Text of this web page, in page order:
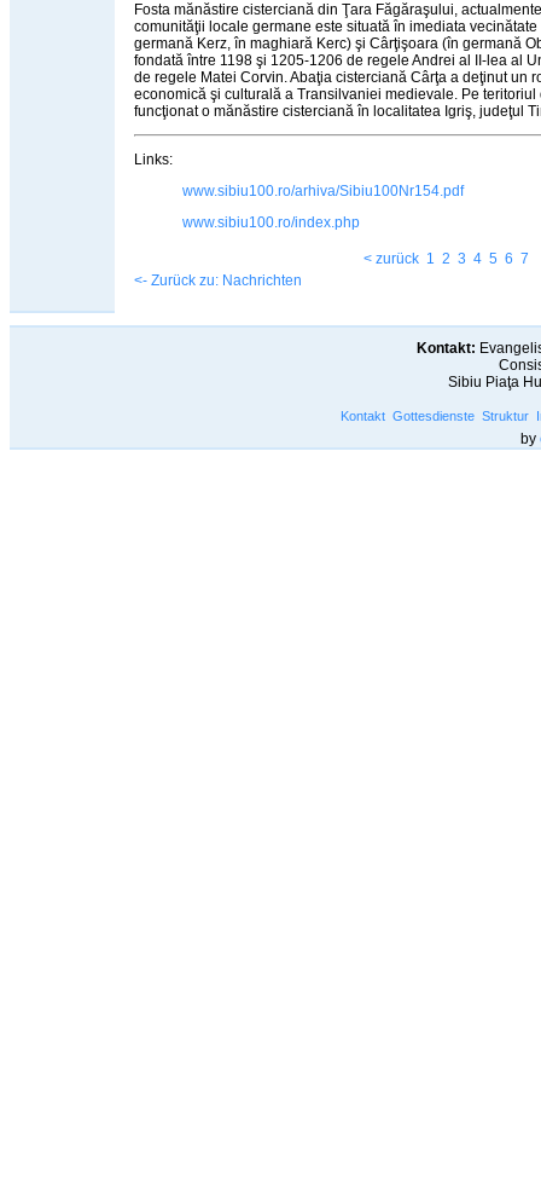
Fosta mănăstire cisterciană din Ţara Făgăraşului,
comunităţii locale germane este situată în imediata
germană Kerz, în maghiară Kerc) şi Cârţişoara (în germană
fondată între 1198 şi 1205-1206 de regele Andrei al II-lea al
de regele Matei Corvin. Abaţia cisterciană Cârţa a deţinut un
economică şi culturală a Transilvaniei medievale. Pe
funcţionat o mănăstire cisterciană în localitatea Igriş, judeţul
Links:
www.sibiu100.ro/arhiva/Sibiu100Nr154.pdf
www.sibiu100.ro/index.php
< zurück 1 2 3 4 5 6 7
<- Zurück zu: Nachrichten
Kontakt:
Sibiu Piaţa
Kontakt Gottesdienste Struktur
by